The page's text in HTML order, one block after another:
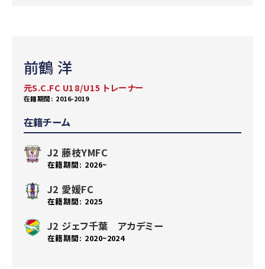
前鶴 洋
元S.C.FC U18/U15 トレーナー
2016-2019
在籍チーム
J2 藤枝YMFC
2026~
J2 愛媛FC
2025
J2 ジェフ千葉 アカデミー
2020~2024